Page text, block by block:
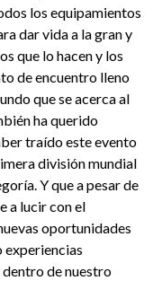
los equipamientos
dar vida a la gran y
que lo hacen y los
de encuentro lleno
que se acerca al
ha querido
traído este evento
división mundial
Y que a pesar de
a lucir con el
oportunidades
experiencias
de nuestro